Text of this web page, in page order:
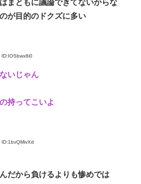
まともに議論できてないからな
が目的のドクズに多い
ID:IOSbwx8i0
いじゃん
持ってこいよ
ID:1bvQMivXd
だから負けるよりも惨めでは